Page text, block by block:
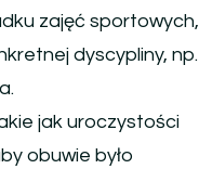
zajęć sportowych,
dyscypliny, np.
jak uroczystości
obuwie było